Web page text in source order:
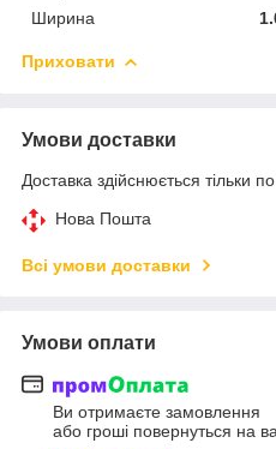
Ширина
Приховати
Умови доставки
Доставка здійснюється тільки
Нова Пошта
Всі умови доставки
Умови оплати
Ви отримаєте замовлення
або гроші повернуться на